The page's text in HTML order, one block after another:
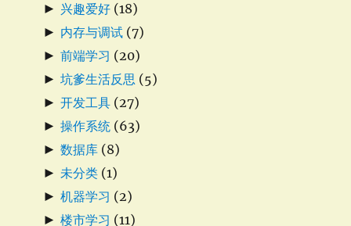
► 兴趣爱好 (18)
► 内存与调试 (7)
► 前端学习 (20)
► 坑爹生活反思 (5)
► 开发工具 (27)
► 操作系统 (63)
► 数据库 (8)
► 未分类 (1)
► 机器学习 (2)
► 楼市学习 (11)